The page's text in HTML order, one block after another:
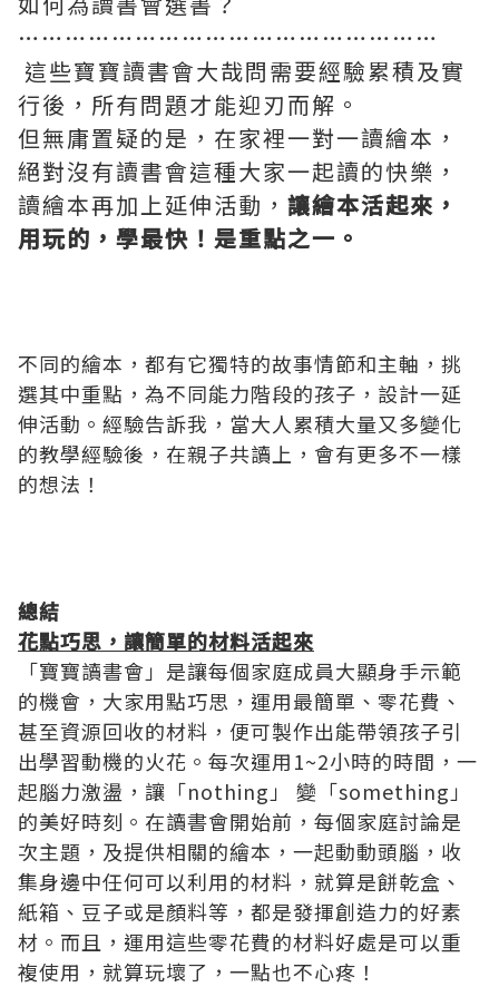
………………………………………………
這些寶寶讀書會大哉問需要經驗累積及實
行後，所有問題才能迎刃而解。
但無庸置疑的是，在家裡一對一讀繪本，
絕對沒有讀書會這種大家一起讀的快樂，
讀繪本再加上延伸活動， 讓繪本活起來，
用玩的，學最快！ 是重點之一。
不同的繪本，都有它獨特的故事情節和主軸，挑
選其中重點，為不同能力階段的孩子，設計一延
伸活動。經驗告訴我，當大人累積大量又多變化
的教學經驗後，在親子共讀上，會有更多不一樣
的想法！
總結
花點巧思，讓簡單的材料活起來
「寶寶讀書會」是讓每個家庭成員大顯身手示範
的機會，大家用點巧思，運用最簡單、零花費、
甚至資源回收的材料，便可製作出能帶領孩子引
出學習動機的火花。每次運用1~2小時的時間，一
起腦力激盪，讓「nothing」 變「something」
的美好時刻。在讀書會開始前，每個家庭討論是
次主題，及提供相關的繪本，一起動動頭腦，收
集身邊中任何可以利用的材料，就算是餅乾盒、
紙箱、豆子或是顏料等，都是發揮創造力的好素
材。而且，運用這些零花費的材料好處是可以重
複使用，就算玩壞了，一點也不心疼！